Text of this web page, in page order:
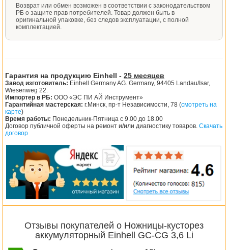
Возврат или обмен возможен в соответствии с законодательством
РБ о защите прав потребителей. Товар должен быть в
оригинальной упаковке, без следов эксплуатации, с полной
комплектацией.
Гарантия на продукцию Einhell - 25 месяцев
Завод изготовитель: Einhell Germany AG. Germany, 94405 Landau/Isar,
Wiesenweg 22.
Импортер в РБ: ООО «ЭС ПИ АЙ Инструмент»
Гарантийная мастерская: г.Минск, пр-т Независимости, 78 (смотреть на
карте)
Время работы: Понедельник-Пятница с 9.00 до 18.00
Договор публичной оферты на ремонт и/или диагностику товаров. Скачать
договор
Отзывы покупателей о Ножницы-кусторез
аккумуляторный Einhell GС-CG 3,6 Li